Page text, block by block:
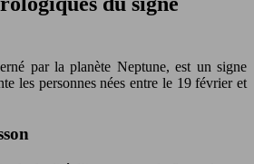
par la planète Neptune, est un signe
les personnes nées entre le 19 février et